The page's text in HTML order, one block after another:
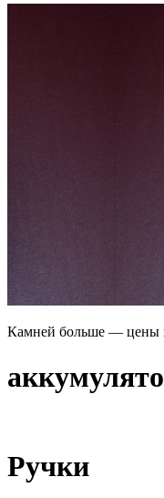
Камней больше — цены
Ручки